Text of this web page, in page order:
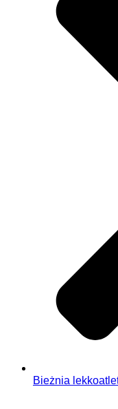
Bieżnia